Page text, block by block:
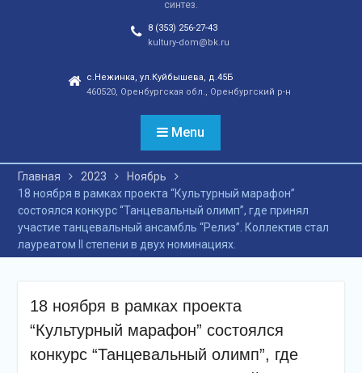
отношений, а также
сохранения
этнокультурного
народной культуры
незаметно вышли на
и это доказано большой
творческих коллективов
села и большой
красочной школьной
ярмаркой. В финале
праздника, была
разыграна
ценные призы от
спонсоров в виде
упаковок
подсолнечного масла и
синтез.
8 (353) 256-27-43
kultury-dom@bk.ru
с.Нежинка, ул.Куйбышева, д.45Б
460520, Оренбургская обл., Оренбургский р-н
Menu
Главная 2023
Ноябрь
18 ноября в рамках проекта “Культурный марафон”
состоялся конкурс “Танцевальный олимп”, где принял
участие танцевальный ансамбль “Релиз”. Коллектив стал
лауреатом II степени в двух номинациях.
18 ноября в рамках проекта
“Культурный марафон” состоялся
конкурс “Танцевальный олимп”, где